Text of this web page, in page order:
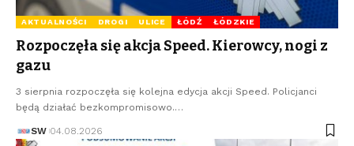
AKTUALNOŚCI DROGI ULICE ŁÓDŹ ŁÓDZKIE
Rozpoczęła się akcja Speed. Kierowcy, nogi z
gazu
3 sierpnia rozpoczęła się kolejna edycja akcji Speed. Policjanci
będą działać bezkompromisowo.…
SW 04.08.2026